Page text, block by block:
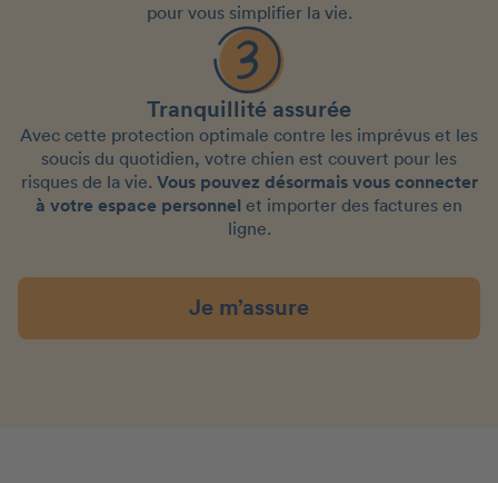
pour vous simplifier la vie.
Tranquillité assurée
Avec cette protection optimale contre les imprévus et les
soucis du quotidien, votre chien est couvert pour les
risques de la vie. Vous pouvez désormais vous connecter
à votre espace personnel et importer des factures en
ligne.
Je m’assure